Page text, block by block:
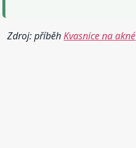
Zdroj: příběhKvasnice na akné